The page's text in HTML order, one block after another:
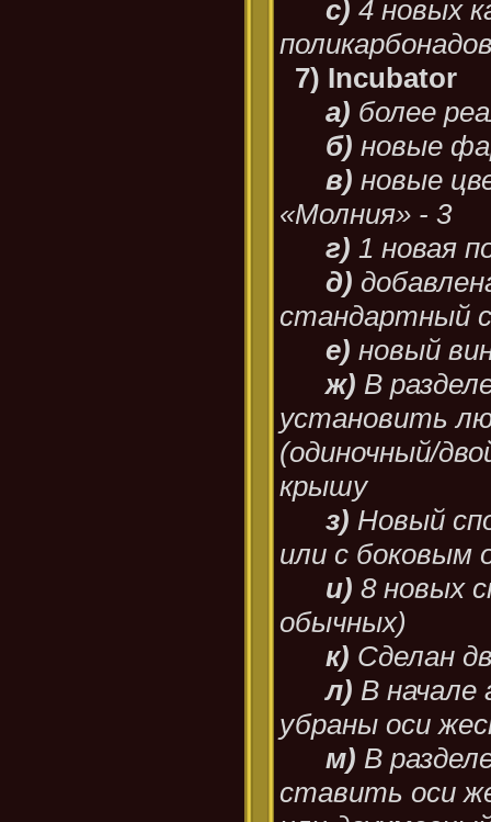
с) 4 новых
7) Incubator
а) более
б) новые
в) новые
«Молния» - 3
г) 1 новая
д)
стандартный
е) новый
ж) В
установить
(одиночный/
крышу
з) Новый
или с боковым
и) 8 новых
обычных)
к) Сделан
л) В начале
убраны оси
м) В
ставить оси